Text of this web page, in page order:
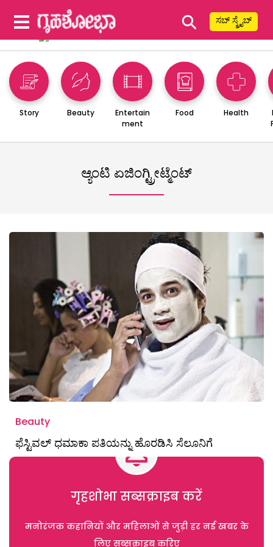
⚲ ಸಬ್ ಸ್ಕ್ರೈಬ್
Story Beauty
Entertain
ment
Food Health
ಆ್ಯಂಟಿ ಏಜಿಂಗ್ಟ್ರೀಟ್ಮೆಂಟ್
Beauty
ಫೆಸ್ಟಿವಲ್ ಧಮಾಕಾ ಪತಿಯನ್ನು ಹೊರಡಿಸಿ ಸೆಲೂನಿಗೆ
गृहशोभा सब्सक्राइब करें
मनोरंजक कहानियों और महिलाओं से जुड़ी हर नई खबर के
लिए सब्सक्राइब करिए